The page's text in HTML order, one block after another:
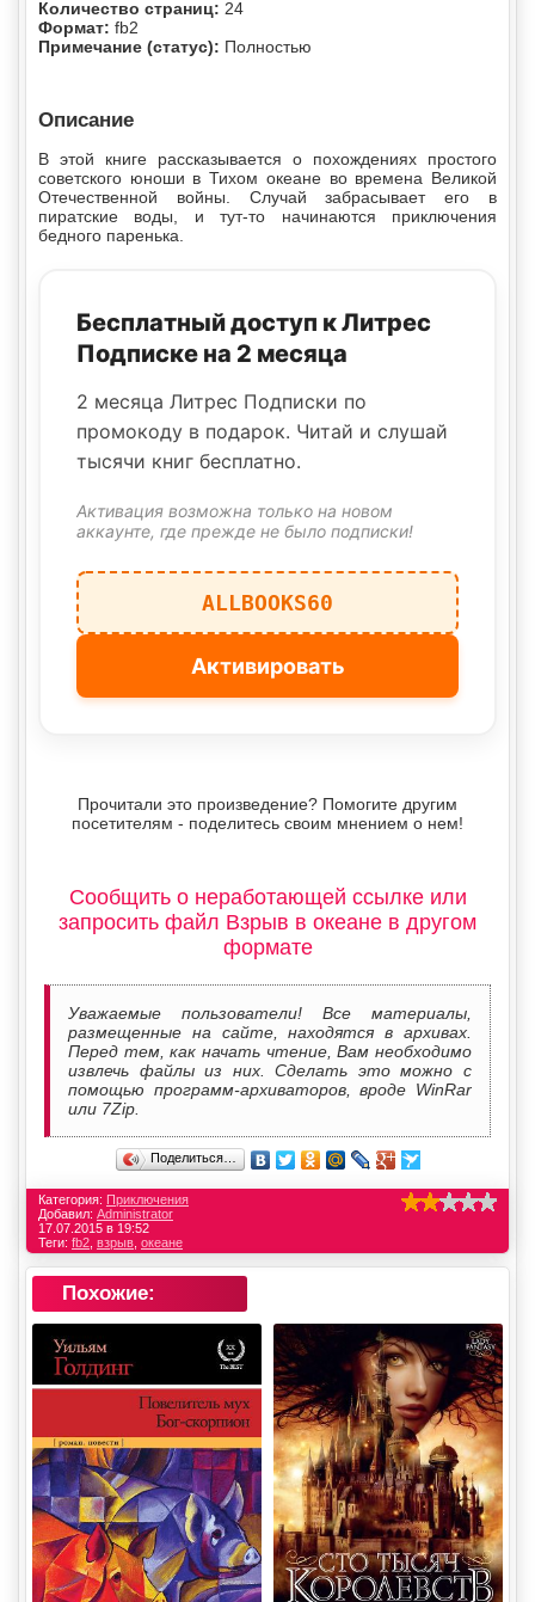
Количество страниц: 24
Формат: fb2
Примечание (статус): Полностью
Описание
В этой книге рассказывается о похождениях простого
советского юноши в Тихом океане во времена Великой
Отечественной войны. Случай забрасывает его в
пиратские воды, и тут-то начинаются приключения
бедного паренька.
Бесплатный доступ к Литрес
Подписке на 2 месяца
2 месяца Литрес Подписки по
промокоду в подарок. Читай и слушай
тысячи книг бесплатно.
Активация возможна только на новом
аккаунте, где прежде не было подписки!
ALLBOOKS60
Активировать
Прочитали это произведение? Помогите другим
посетителям - поделитесь своим мнением о нем!
Сообщить о неработающей ссылке или
запросить файл Взрыв в океане в другом
формате
Уважаемые пользователи! Все материалы,
размещенные на сайте, находятся в архивах.
Перед тем, как начать чтение, Вам необходимо
извлечь файлы из них. Сделать это можно с
помощью программ-архиваторов, вроде WinRar
или 7Zip.
Поделиться…
Категория: Приключения
Добавил: Administrator
17.07.2015 в 19:52
Теги: fb2 взрыв океане
Похожие: